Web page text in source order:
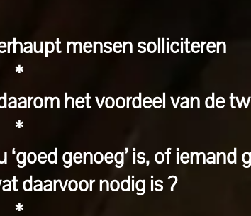
mensen solliciteren
*
het voordeel van de
*
genoeg’ is, of iemand
daarvoor nodig is ?